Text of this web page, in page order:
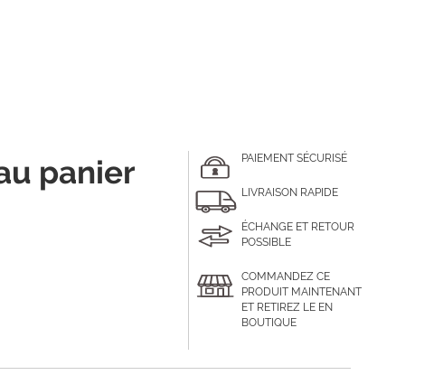
panier PAIEMENT SÉCURISÉ
LIVRAISON RAPIDE
ÉCHANGE ET RETOUR
POSSIBLE
COMMANDEZ CE
PRODUIT MAINTENANT
ET RETIREZ LE EN
BOUTIQUE